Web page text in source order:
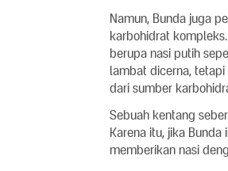
Namun, Bunda juga
karbohidrat
berupa nasi putih
lambat dicerna, tetapi
dari sumber
Sebuah kentang
Karena itu, jika
memberikan nasi